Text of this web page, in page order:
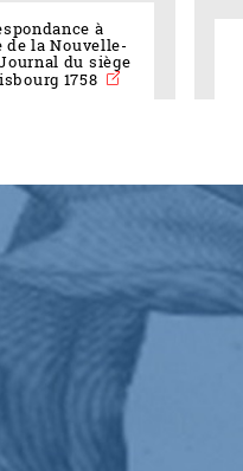
à
de la Nouvelle-
du siège
1758